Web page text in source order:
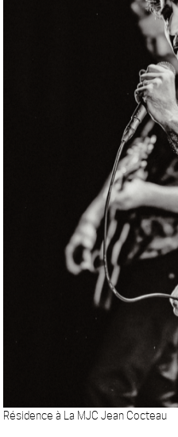
Résidence à La MJC Jean Cocteau